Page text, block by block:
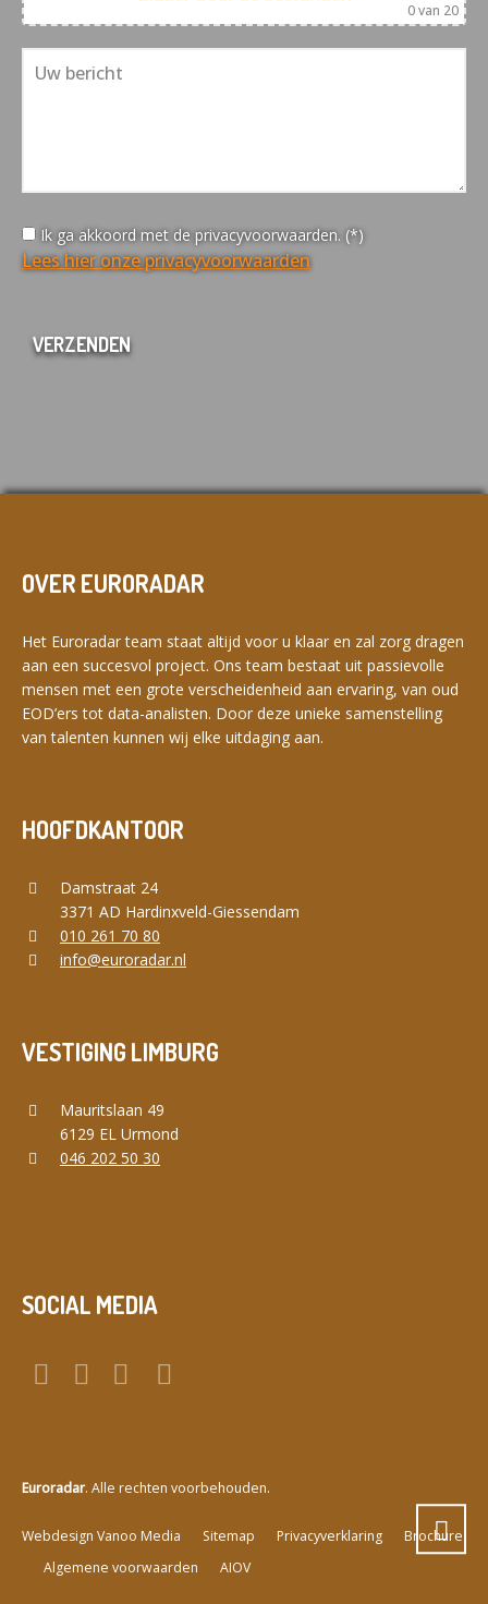
0van 20
Ik ga akkoord met de privacyvoorwaarden. (*)
Lees hier onze privacyvoorwaarden
OVER EURORADAR
Het Euroradar team staat altijd voor u klaar en zal zorg dragen
aan een succesvol project. Ons team bestaat uit passievolle
mensen met een grote verscheidenheid aan ervaring, van oud
EOD’ers tot data-analisten. Door deze unieke samenstelling
van talenten kunnen wij elke uitdaging aan.
HOOFDKANTOOR
Damstraat 24
3371 AD Hardinxveld-Giessendam
010 261 70 80
info@euroradar.nl
VESTIGING LIMBURG
Mauritslaan 49
6129 EL Urmond
046 202 50 30
SOCIAL MEDIA
Euroradar. Alle rechten voorbehouden.
Webdesign Vanoo Media Sitemap Privacyverklaring
Brochure
Algemene voorwaarden
AIOV